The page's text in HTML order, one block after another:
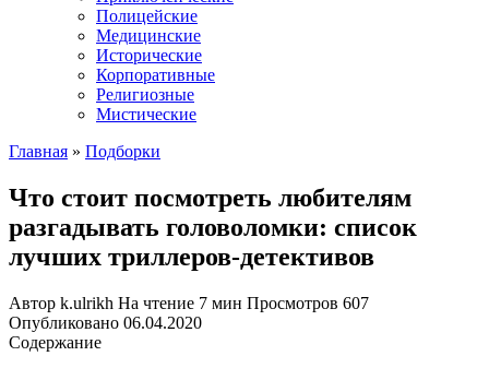
Полицейские
Медицинские
Исторические
Корпоративные
Религиозные
Мистические
Главная » Подборки
Что стоит посмотреть любителям
разгадывать головоломки: список
лучших триллеров-детективов
Автор k.ulrikh На чтение 7 мин Просмотров 607
Опубликовано 06.04.2020
Содержание